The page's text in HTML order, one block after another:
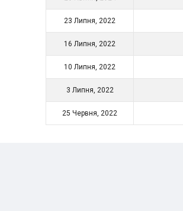
23 Липня, 2022
16 Липня, 2022
10 Липня, 2022
3 Липня, 2022
25 Червня, 2022